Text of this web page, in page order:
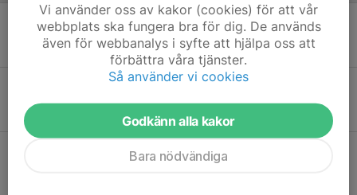
13:00
Rödsle BK - Vimmerby IF 2
Fredriksbergs IP 2, Oskarshamn
-
Vimmerby IF 1 - Rödsle BK
Karstorp 31, Västervik
Vi använder oss av kakor (cookies) för att vår
webbplats ska fungera bra för dig. De används
även för webbanalys i syfte att hjälpa oss att
förbättra våra tjänster.
Så använder vi cookies
Godkänn alla kakor
Bara nödvändiga